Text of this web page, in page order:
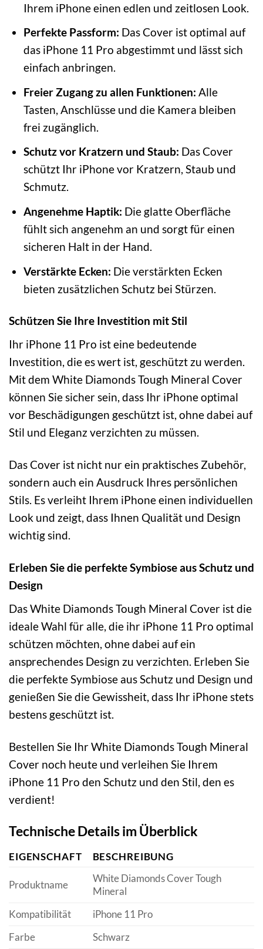
Ihrem iPhone einen edlen und zeitlosen Look.
Perfekte Passform: Das Cover ist optimal auf
das iPhone 11 Pro abgestimmt und lässt sich
einfach anbringen.
Freier Zugang zu allen Funktionen: Alle
Tasten, Anschlüsse und die Kamera bleiben
frei zugänglich.
Schutz vor Kratzern und Staub: Das Cover
schützt Ihr iPhone vor Kratzern, Staub und
Schmutz.
Angenehme Haptik: Die glatte Oberfläche
fühlt sich angenehm an und sorgt für einen
sicheren Halt in der Hand.
Verstärkte Ecken: Die verstärkten Ecken
bieten zusätzlichen Schutz bei Stürzen.
Schützen Sie Ihre Investition mit Stil
Ihr iPhone 11 Pro ist eine bedeutende
Investition, die es wert ist, geschützt zu werden.
Mit dem White Diamonds Tough Mineral Cover
können Sie sicher sein, dass Ihr iPhone optimal
vor Beschädigungen geschützt ist, ohne dabei auf
Stil und Eleganz verzichten zu müssen.
Das Cover ist nicht nur ein praktisches Zubehör,
sondern auch ein Ausdruck Ihres persönlichen
Stils. Es verleiht Ihrem iPhone einen individuellen
Look und zeigt, dass Ihnen Qualität und Design
wichtig sind.
Erleben Sie die perfekte Symbiose aus Schutz und
Design
Das White Diamonds Tough Mineral Cover ist die
ideale Wahl für alle, die ihr iPhone 11 Pro optimal
schützen möchten, ohne dabei auf ein
ansprechendes Design zu verzichten. Erleben Sie
die perfekte Symbiose aus Schutz und Design und
genießen Sie die Gewissheit, dass Ihr iPhone stets
bestens geschützt ist.
Bestellen Sie Ihr White Diamonds Tough Mineral
Cover noch heute und verleihen Sie Ihrem
iPhone 11 Pro den Schutz und den Stil, den es
verdient!
Technische Details im Überblick
EIGENSCHAFT BESCHREIBUNG
Produktname
White Diamonds Cover Tough
Mineral
Kompatibilität
iPhone 11 Pro
Farbe
Schwarz